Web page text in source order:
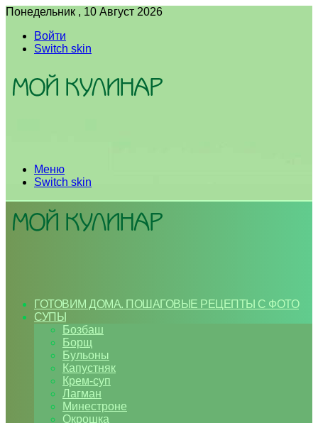
Понедельник , 10 Август 2026
Войти
Switch skin
Меню
Switch skin
ГОТОВИМ ДОМА. ПОШАГОВЫЕ РЕЦЕПТЫ С ФОТО
СУПЫ
Бозбаш
Борщ
Бульоны
Капустняк
Крем-суп
Лагман
Минестроне
Окрошка